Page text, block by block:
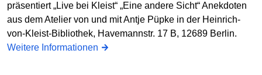
präsentiert „Live bei Kleist“ „Eine andere Sicht“ Anekdoten
aus dem Atelier von und mit Antje Püpke in der Heinrich-
von-Kleist-Bibliothek, Havemannstr. 17 B, 12689 Berlin.
Weitere Informationen